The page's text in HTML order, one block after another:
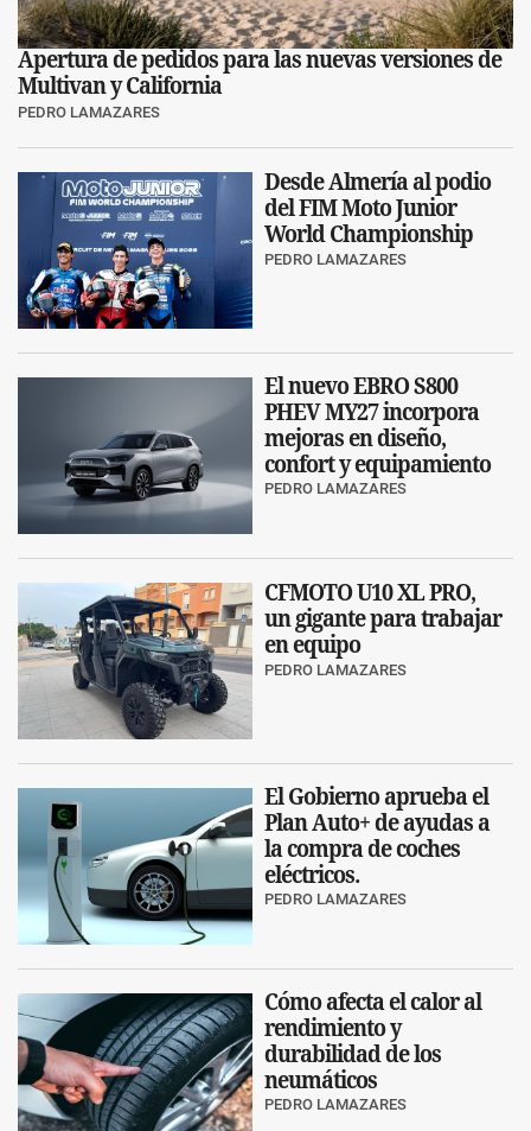
Apertura de pedidos para las nuevas versiones de
Multivan y California
PEDRO LAMAZARES
Desde Almería al podio
del FIM Moto Junior
World Championship
PEDRO LAMAZARES
El nuevo EBRO S800
PHEV MY27 incorpora
mejoras en diseño,
confort y equipamiento
PEDRO LAMAZARES
CFMOTO U10 XL PRO,
un gigante para trabajar
en equipo
PEDRO LAMAZARES
El Gobierno aprueba el
Plan Auto+ de ayudas a
la compra de coches
eléctricos.
PEDRO LAMAZARES
Cómo afecta el calor al
rendimiento y
durabilidad de los
neumáticos
PEDRO LAMAZARES